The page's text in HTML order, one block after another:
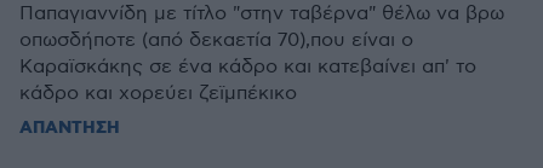
Παπαγιαννίδη με τίτλο "στην ταβέρνα" θέλω να βρω
οπωσδήποτε (από δεκαετία 70),που είναι ο
Καραϊσκάκης σε ένα κάδρο και κατεβαίνει απ' το
κάδρο και χορεύει ζεϊμπέκικο
ΑΠΑΝΤΗΣΗ